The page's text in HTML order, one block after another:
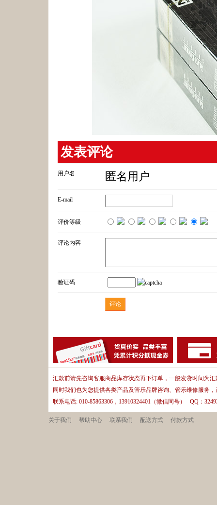
发表评论
用户名 匿名用户
E-mail
评价等级
评论内容
验证码
汇款前请先咨询客服商品库存状态再下订单，一般发货时间为汇
同时我们也为您提供各类产品及管乐品牌咨询、管乐维修服务
联系电话: 010-85863306，13910324401（微信同号） QQ：
关于我们 帮助中心 联系我们 配送方式 付款方式